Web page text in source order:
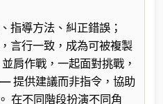
導方法、糾正錯誤；
行一致，成為可被複製
作戰，一起面對挑戰，
提供建議而非指令，協助
在不同階段扮演不同角